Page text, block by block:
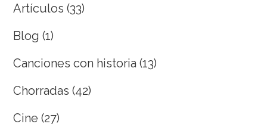
Artículos (33)
Blog (1)
Canciones con historia (13)
Chorradas (42)
Cine (27)